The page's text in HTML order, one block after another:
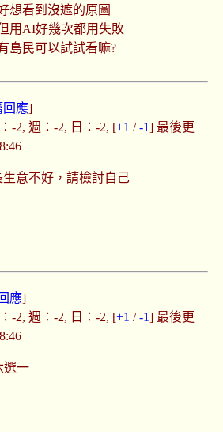
想看到沒遮的原圖
用AI好幾次都用失敗
島民可以試試看嘛?
回應]
-2, 週：-2, 日：-2, [+1 /-1] 最後更
生意不好，請檢討自己
應]
-2, 週：-2, 日：-2, [+1 /-1] 最後更
選一